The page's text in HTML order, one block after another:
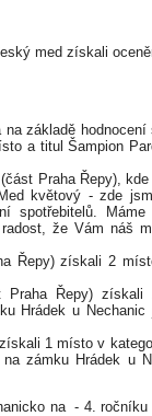
med získali
základě hodnocení
a titul Šampion
Praha Řepy), kde
květový - zde
spotřebitelů.
že Vám náš
Řepy) získali 2
Praha Řepy)
Hrádek u
1 místo v
zámku Hrádek u
na - 4.